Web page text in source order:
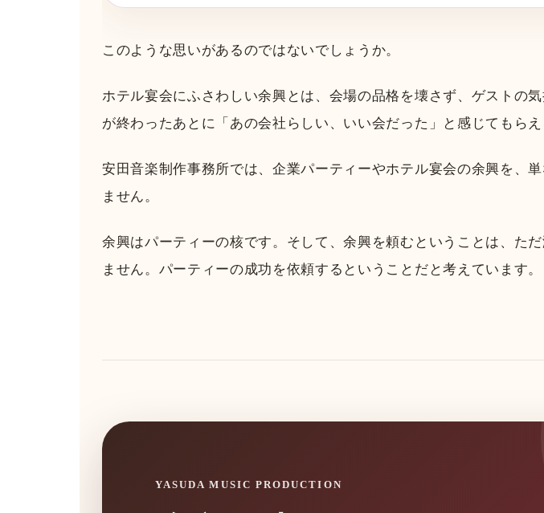
このような思いがあるのではないでしょうか。
ホテル宴会にふさわしい余興とは、会場の品格を壊さず、ゲストの
が終わったあとに「あの会社らしい、いい会だった」と感じてもらえ
安田音楽制作事務所では、企業パーティーやホテル宴会の余興を、
ません。
余興はパーティーの核です。そして、余興を頼むということは、た
ません。パーティーの成功を依頼するということだと考えています。
YASUDA MUSIC PRODUCTION